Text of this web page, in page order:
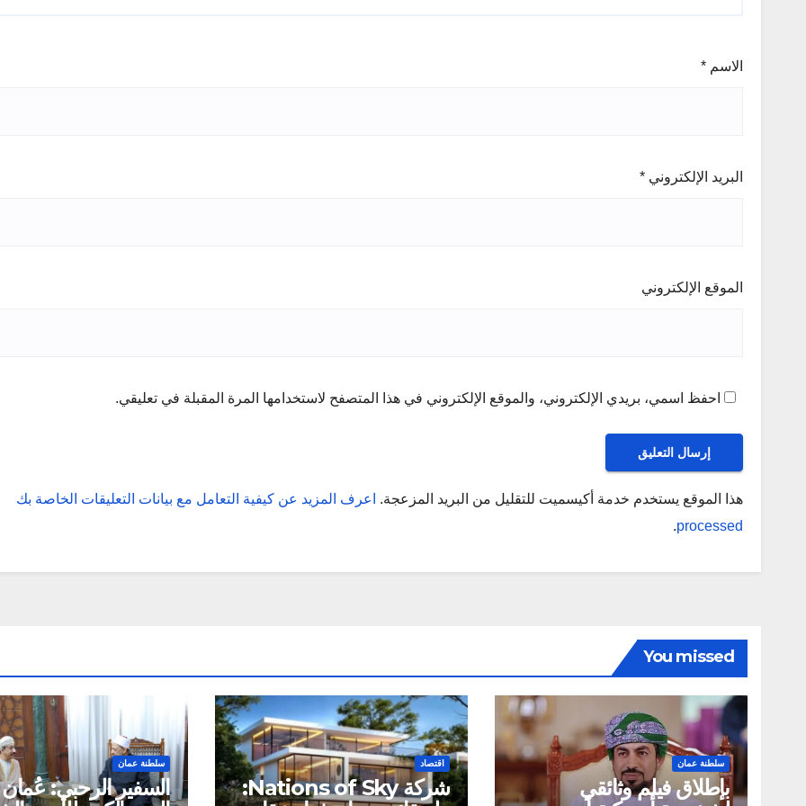
الاسم *
البريد الإلكتروني *
الموقع الإلكتروني
احفظ اسمي، بريدي الإلكتروني، والموقع الإلكتروني في هذا المتصفح لاستخدامها المرة المقبلة في تعليقي.
هذا الموقع يستخدم خدمة أكيسميت للتقليل من البريد المزعجة.
اعرف المزيد عن كيفية التعامل مع بيانات التعليقات الخاصة بك
processed
.
You missed
سلطنة عمان
بإطلاق فيلم وثائقي
اقتصاد
شركة Nations of Sky:
سلطنة عمان
السفير الرحبي: